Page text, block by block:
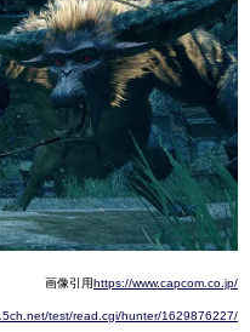
画像引用https://www.capcom.co.jp/
test/read.cgi/hunter/1629876227/